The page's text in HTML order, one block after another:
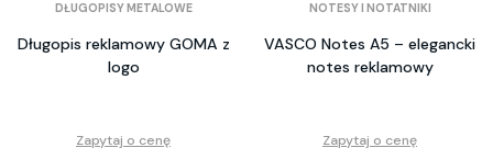
DŁUGOPISY METALOWE
Długopis reklamowy GOMA z
logo
Zapytaj o cenę
NOTESY I NOTATNIKI
VASCO Notes A5 – elegancki
notes reklamowy
Zapytaj o cenę